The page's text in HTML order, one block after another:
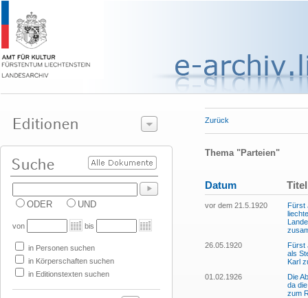
ODER UND
von bis
in Personen suchen
in Körperschaften suchen
in Editionstexten suchen
Zurück
Thema "Parteien"
Datum Titel
vor dem 21.5.1920
Fürst
26.05.1920
Fürst
als
Karl
01.02.1926
Die
da
zum